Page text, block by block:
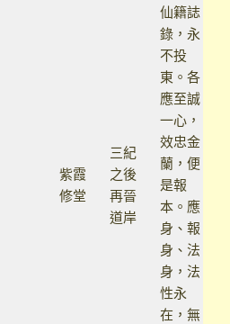
紫霞
修堂
三紀
之後
再晉
道岸
仙籍誌
錄，永
不投
東。各
應至誠
一心，
效忠金
蘭，便
是報
本。應
身、報
身、法
身，法
性永
在，無